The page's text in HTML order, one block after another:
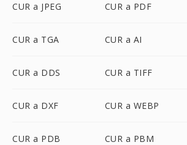
CUR a JPEG CUR a PDF
CUR a TGA CUR a AI
CUR a DDS CUR a TIFF
CUR a DXF CUR a WEBP
CUR a PDB CUR a PBM